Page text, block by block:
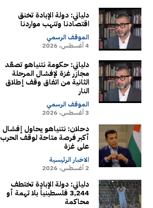
دلياني: دولة الإبادة تخنق
اقتصادنا وتنهب مواردنا
الموقف الرسمي
4 أغسطس، 2026
دلياني: حكومة نتنياهو تصعّد
مجازر غزة لإفشال المرحلة
الثانية من اتفاق وقف إطلاق
النار
الموقف الرسمي
3 أغسطس، 2026
دحلان: نتنياهو يحاول إفشال
أكبر فرصة متاحة لوقف الحرب
على غزة
الاخبار الرئيسية
2 أغسطس، 2026
دلياني: دولة الإبادة تختطف
3,244 فلسطينياً بلا تهمة أو
محاكمة